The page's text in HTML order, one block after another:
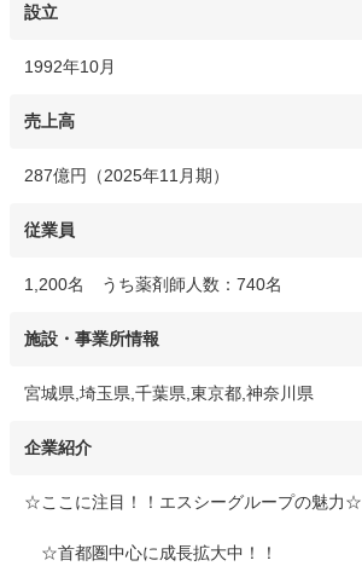
設立
1992年10月
売上高
287億円（2025年11月期）
従業員
1,200名 うち薬剤師人数：740名
施設・事業所情報
宮城県,埼玉県,千葉県,東京都,神奈川県
企業紹介
☆ここに注目！！エスシーグループの魅力☆
☆首都圏中心に成長拡大中！！